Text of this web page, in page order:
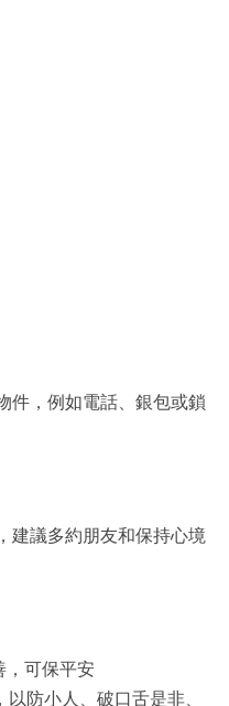
件，例如電話、銀包或鎖
建議多約朋友和保持心境
，可保平安
防小人、破口舌是非、